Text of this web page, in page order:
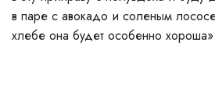
в паре с авокадо и соленым
хлебе она будет особенно хороша».